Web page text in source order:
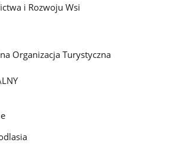
i Rozwoju Wsi
Organizacja Turystyczna